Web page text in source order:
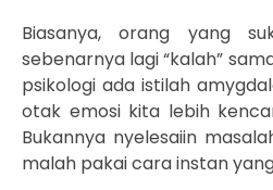
Biasanya, orang yang
sebenarnya lagi “kalah”
psikologi ada istilah
otak emosi kita lebih
Bukannya nyelesaiin
malah pakai cara instan